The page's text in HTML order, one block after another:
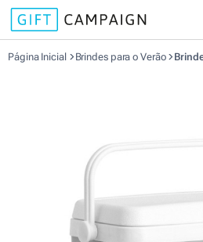
Página Inicial Brindes para o Verão